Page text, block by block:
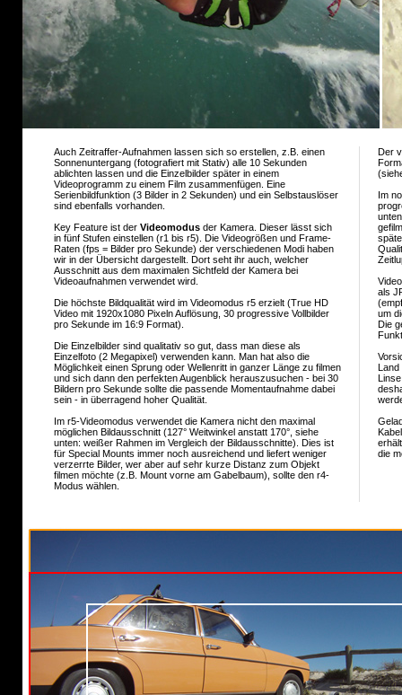
Auch Zeitraffer-Aufnahmen lassen sich so erstellen, z.B. einen
Sonnenuntergang (fotografiert mit Stativ) alle 10 Sekunden
ablichten lassen und die Einzelbilder später in einem
Videoprogramm zu einem Film zusammenfügen. Eine
Serienbildfunktion (3 Bilder in 2 Sekunden) und ein Selbstauslöser
sind ebenfalls vorhanden.
Key Feature ist der Videomodusder Kamera. Dieser lässt sich
in fünf Stufen einstellen (r1 bis r5). Die Videogrößen und Frame-
Raten (fps = Bilder pro Sekunde) der verschiedenen Modi haben
wir in der Übersicht dargestellt. Dort seht ihr auch, welcher
Ausschnitt aus dem maximalen Sichtfeld der Kamera bei
Videoaufnahmen verwendet wird.
Die höchste Bildqualität wird im Videomodus r5 erzielt (True HD
Video mit 1920x1080 Pixeln Auflösung, 30 progressive Vollbilder
pro Sekunde im 16:9 Format).
Die Einzelbilder sind qualitativ so gut, dass man diese als
Einzelfoto (2 Megapixel) verwenden kann. Man hat also die
Möglichkeit einen Sprung oder Wellenritt in ganzer Länge zu filmen
und sich dann den perfekten Augenblick herauszusuchen - bei 30
Bildern pro Sekunde sollte die passende Momentaufnahme dabei
sein - in überragend hoher Qualität.
Im r5-Videomodus verwendet die Kamera nicht den maximal
möglichen Bildausschnitt (127° Weitwinkel anstatt 170°, siehe
unten: weißer Rahmen im Vergleich der Bildausschnitte). Dies ist
für Special Mounts immer noch ausreichend und liefert weniger
verzerrte Bilder, wer aber auf sehr kurze Distanz zum Objekt
filmen möchte (z.B. Mount vorne am Gabelbaum), sollte den r4-
Modus wählen.
Der
Im
als
um
Die
Land
die